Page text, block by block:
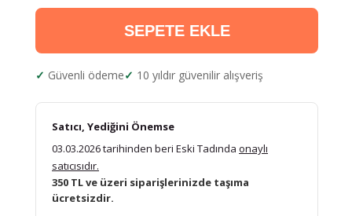
SEPETE EKLE
Güvenli ödeme 10 yıldır güvenilir alışveriş
Satıcı, Yediğini Önemse
03.03.2026 tarihinden beri Eski Tadında onaylı
satıcısıdır.
350 TL ve üzeri siparişlerinizde taşıma
ücretsizdir.